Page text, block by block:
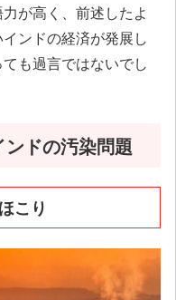
が高く、前述したよ
ンドの経済が発展し
も過言ではないでし
ドの汚染問題
こり